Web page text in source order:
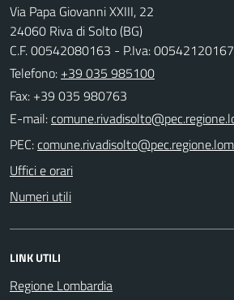
Via Papa Giovanni XXIII, 22
24060 Riva di Solto (BG)
C.F. 00542080163 - P.Iva: 00542120167
Telefono: +39 035 985100
Fax: +39 035 980763
E-mail:
PEC:
Uffici e orari
Numeri utili
LINK UTILI
Regione Lombardia